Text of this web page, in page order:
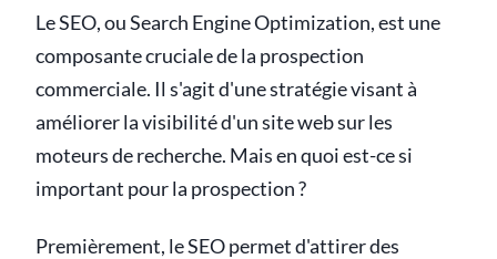
Le SEO, ou Search Engine Optimization, est une
composante cruciale de la prospection
commerciale. Il s'agit d'une stratégie visant à
améliorer la visibilité d'un site web sur les
moteurs de recherche. Mais en quoi est-ce si
important pour la prospection ?
Premièrement, le SEO permet d'attirer des